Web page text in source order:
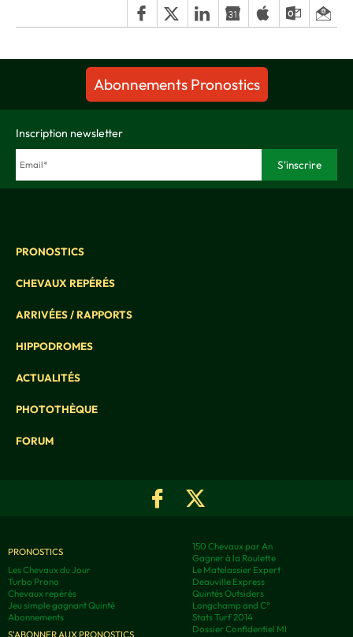
Abonnements Pronostics
Inscription newsletter
PRONOSTICS
CHEVAUX REPÉRÉS
ARRIVÉES / RAPPORTS
HIPPODROMES
ACTUALITÉS
PHOTOTHÈQUE
FORUM
PRONOSTICS
Les Chevaux du Jour
Turbo Prono
Chevaux repérés
Jeu simple gagnant Quinté
Abonnements
S'ABONNER AUX PRONOSTICS
150 Chevaux par An
Gagner à la Roulette
Le Matelassier Expert
Deauville Express
Quintés Outsiders
Longchamp and C°
Stats Turf 2014
Dossier Confidentiel MI